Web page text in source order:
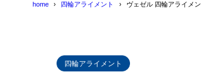
home 四輪アライメント ヴェゼル 四輪アライメ
四輪アライメント